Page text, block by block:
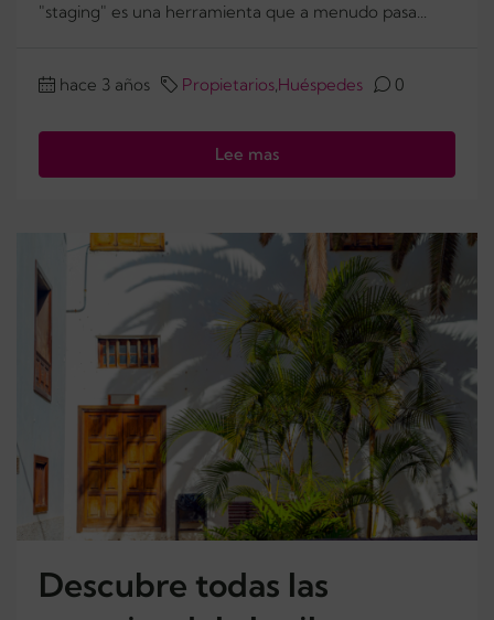
"staging" es una herramienta que a menudo pasa...
hace 3 años Propietarios,Huéspedes 0
Lee mas
Descubre todas las